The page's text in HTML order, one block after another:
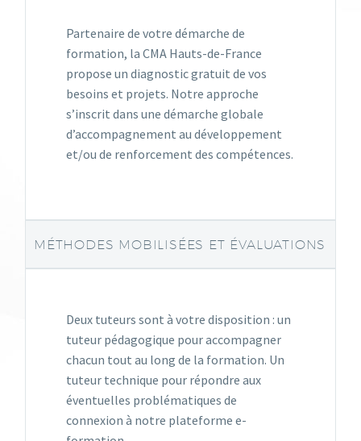
Partenaire de votre démarche de
formation, la CMA Hauts-de-France
propose un diagnostic gratuit de vos
besoins et projets. Notre approche
s’inscrit dans une démarche globale
d’accompagnement au développement
et/ou de renforcement des compétences.
MÉTHODES MOBILISÉES ET ÉVALUATIONS
Deux tuteurs sont à votre disposition : un
tuteur pédagogique pour accompagner
chacun tout au long de la formation. Un
tuteur technique pour répondre aux
éventuelles problématiques de
connexion à notre plateforme e-